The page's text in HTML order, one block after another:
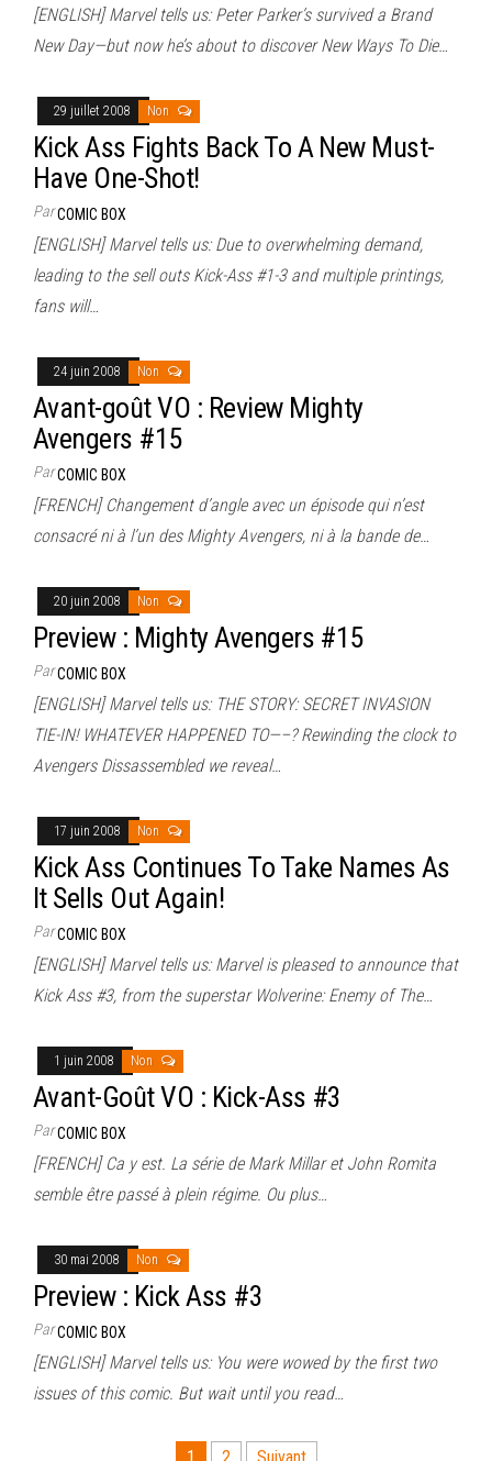
[ENGLISH] Marvel tells us: Peter Parker’s survived a Brand
New Day—but now he’s about to discover New Ways To Die…
29 juillet 2008 Non
Kick Ass Fights Back To A New Must-
Have One-Shot!
ParCOMIC BOX
[ENGLISH] Marvel tells us: Due to overwhelming demand,
leading to the sell outs Kick-Ass #1-3 and multiple printings,
fans will…
24 juin 2008 Non
Avant-goût VO : Review Mighty
Avengers #15
ParCOMIC BOX
[FRENCH] Changement d’angle avec un épisode qui n’est
consacré ni à l’un des Mighty Avengers, ni à la bande de…
20 juin 2008 Non
Preview : Mighty Avengers #15
ParCOMIC BOX
[ENGLISH] Marvel tells us: THE STORY: SECRET INVASION
TIE-IN! WHATEVER HAPPENED TO—–? Rewinding the clock to
Avengers Dissassembled we reveal…
17 juin 2008 Non
Kick Ass Continues To Take Names As
It Sells Out Again!
ParCOMIC BOX
[ENGLISH] Marvel tells us: Marvel is pleased to announce that
Kick Ass #3, from the superstar Wolverine: Enemy of The…
1 juin 2008 Non
Avant-Goût VO : Kick-Ass #3
ParCOMIC BOX
[FRENCH] Ca y est. La série de Mark Millar et John Romita
semble être passé à plein régime. Ou plus…
30 mai 2008 Non
Preview : Kick Ass #3
ParCOMIC BOX
[ENGLISH] Marvel tells us: You were wowed by the first two
issues of this comic. But wait until you read…